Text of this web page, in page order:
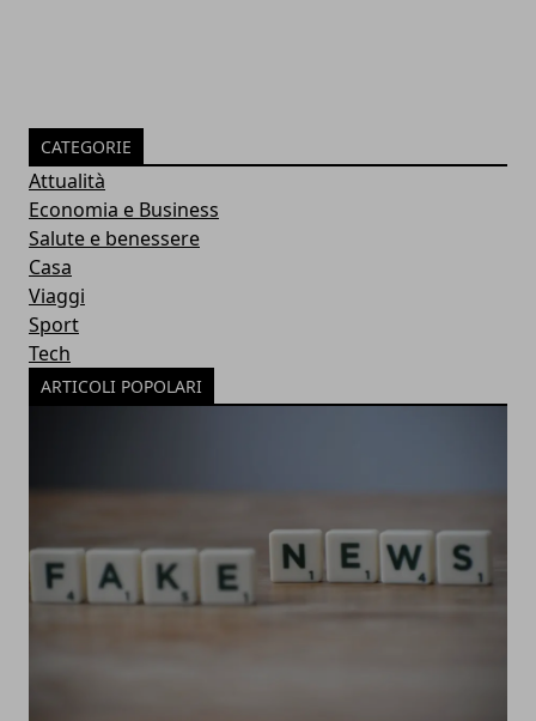
CATEGORIE
Attualità
Economia e Business
Salute e benessere
Casa
Viaggi
Sport
Tech
ARTICOLI POPOLARI